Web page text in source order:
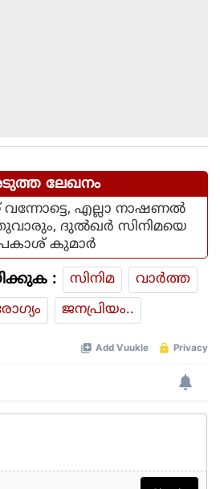
ലേഖനം
എല്ലാ നാഷണൽ
ദുൽഖർ സിനിമയെ
പ്രകാശ് കുമാർ
: സിനിമ
വാര്‍ത്ത
ജനപ്രിയം..